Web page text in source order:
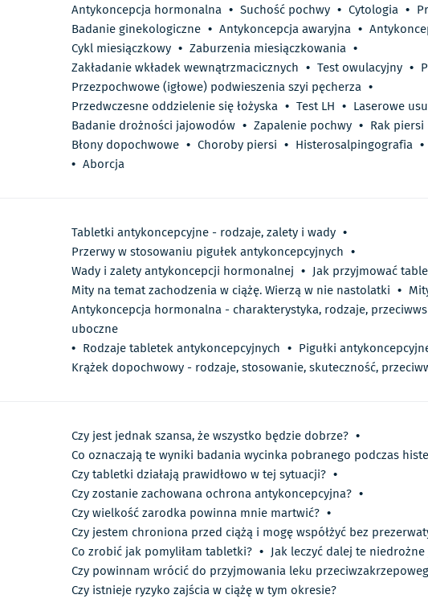
Antykoncepcja hormonalna • Suchość pochwy • Cytologia •
Badanie ginekologiczne • Antykoncepcja awaryjna •
Cykl miesiączkowy • Zaburzenia miesiączkowania •
Zakładanie wkładek wewnątrzmacicznych • Test owulacyjny •
Przezpochwowe (igłowe) podwieszenia szyi pęcherza •
Przedwczesne oddzielenie się łożyska • Test LH • Laserowe
Badanie drożności jajowodów • Zapalenie pochwy • Rak piersi
Błony dopochwowe • Choroby piersi • Histerosalpingografia •
• Aborcja
Tabletki antykoncepcyjne - rodzaje, zalety i wady •
Przerwy w stosowaniu pigułek antykoncepcyjnych •
Wady i zalety antykoncepcji hormonalnej • Jak przyjmować
Mity na temat zachodzenia w ciążę. Wierzą w nie nastolatki •
Antykoncepcja hormonalna - charakterystyka, rodzaje,
uboczne
• Rodzaje tabletek antykoncepcyjnych • Pigułki
Krążek dopochwowy - rodzaje, stosowanie, skuteczność,
Czy jest jednak szansa, że wszystko będzie dobrze? •
Co oznaczają te wyniki badania wycinka pobranego podczas
Czy tabletki działają prawidłowo w tej sytuacji? •
Czy zostanie zachowana ochrona antykoncepcyjna? •
Czy wielkość zarodka powinna mnie martwić? •
Czy jestem chroniona przed ciążą i mogę współżyć bez
Co zrobić jak pomyliłam tabletki? • Jak leczyć dalej te
Czy powinnam wrócić do przyjmowania leku
Czy istnieje ryzyko zajścia w ciążę w tym okresie?